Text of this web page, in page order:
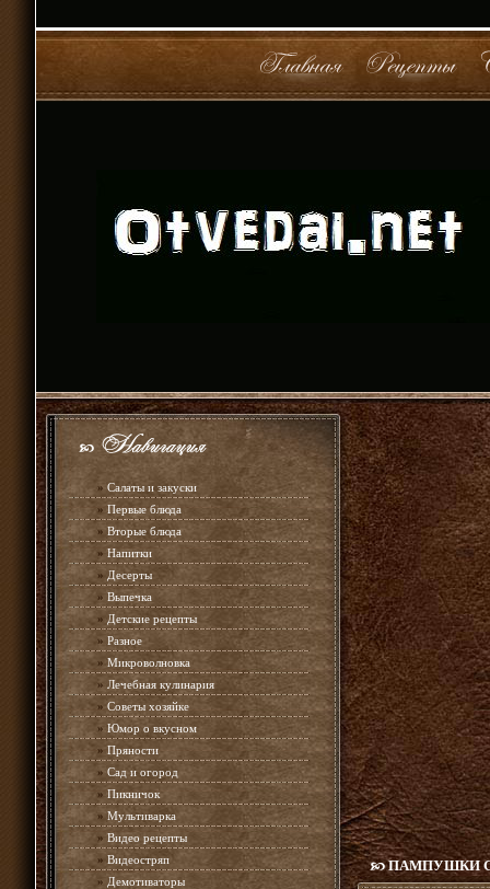
» Салаты и закуски
» Первые блюда
» Вторые блюда
» Напитки
»Десерты
» Выпечка
» Детские рецепты
» Разное
» Микроволновка
» Лечебная кулинария
» Советы хозяйке
» Юмор о вкусном
» Пряности
» Сад и огород
» Пикничок
» Мультиварка
» Видео рецепты
» Видеостряп
» Демотиваторы
ПАМПУШКИ